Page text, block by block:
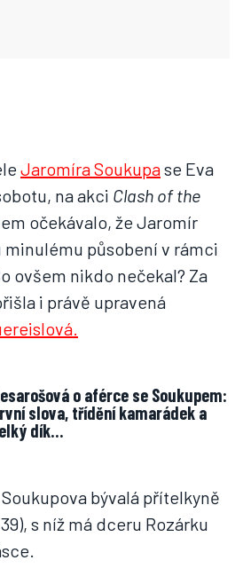
Jaromíra Soukupase Eva
na akci Clash of the
očekávalo, že Jaromír
působení v rámci
ovšem nikdo nečekal? Za
i právě upravená
o aférce se Soukupem:
slova, třídění kamarádek a
dík…
bývalá přítelkyně
s níž má dceru Rozárku